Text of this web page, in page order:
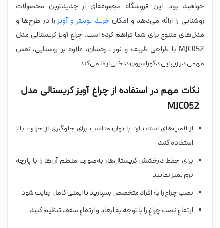
خواهید بود. این فروشگاه مجموعه‌ای از جدیدترین محصولات
روشنایی را ارائه می‌دهد و امکانخرید لوستر و آویزرا در طرح‌ها و
مدل‌های متنوع برای شما فراهم کرده است. چراغ آویز کریستالی مدل
MJC052 با طراحی ظریف و نور درخشان، علاوه بر روشنایی، نقش
مهمی در زیبایی دکوراسیون داخلی ایفا می‌کند.
نکات مهم در استفاده از چراغ آویز کریستالی مدل
MJC052
از لامپ‌های استاندارد با توان مناسب برای جلوگیری از حرارت بالا
استفاده کنید
برای حفظ درخشش کریستال‌ها، به‌صورت منظم آن‌ها را با پارچه
نرم تمیز نمایید
نصب چراغ را به افراد متخصص بسپارید تا ایمنی کامل رعایت شود
ارتفاع نصب چراغ را با توجه به ابعاد و ارتفاع سقف تنظیم کنید